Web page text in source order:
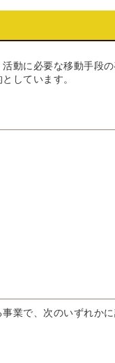
動に必要な移動手段
しています。
業で、次のいずれか